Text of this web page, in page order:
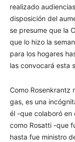
realizado
disposición del
se presume que la
que lo hizo la
para los hogares
las convocará esta
Como Rosenkrantz
gas, es una
él -que colaboró en
como Rosatti -que
hasta fue ministro